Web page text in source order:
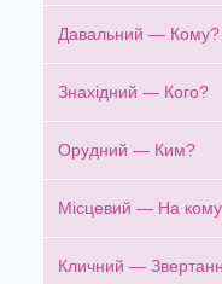
Давальний — Кому?
Знахідний — Кого?
Орудний — Ким?
Місцевий — На
Кличний —